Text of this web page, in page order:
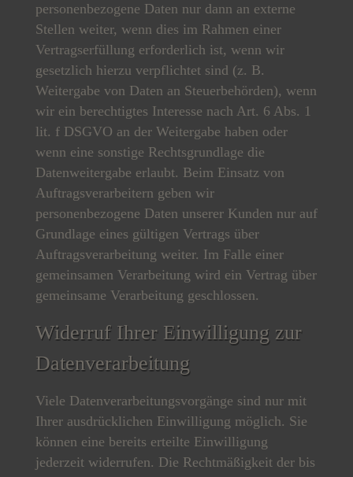
personenbezogene Daten nur dann an externe
Stellen weiter, wenn dies im Rahmen einer
Vertragserfüllung erforderlich ist, wenn wir
gesetzlich hierzu verpflichtet sind (z. B.
Weitergabe von Daten an Steuerbehörden), wenn
wir ein berechtigtes Interesse nach Art. 6 Abs. 1
lit. f DSGVO an der Weitergabe haben oder
wenn eine sonstige Rechtsgrundlage die
Datenweitergabe erlaubt. Beim Einsatz von
Auftragsverarbeitern geben wir
personenbezogene Daten unserer Kunden nur auf
Grundlage eines gültigen Vertrags über
Auftragsverarbeitung weiter. Im Falle einer
gemeinsamen Verarbeitung wird ein Vertrag über
gemeinsame Verarbeitung geschlossen.
Widerruf Ihrer Einwilligung zur
Datenverarbeitung
Viele Datenverarbeitungsvorgänge sind nur mit
Ihrer ausdrücklichen Einwilligung möglich. Sie
können eine bereits erteilte Einwilligung
jederzeit widerrufen. Die Rechtmäßigkeit der bis